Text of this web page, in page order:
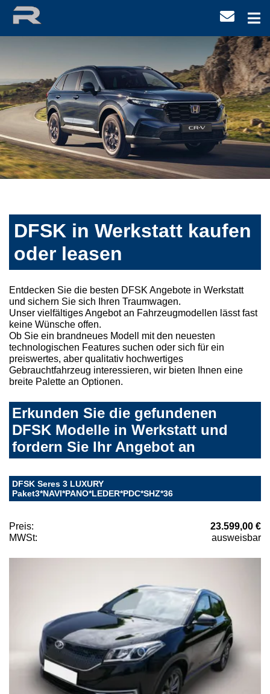
DFSK in Werkstatt kaufen
oder leasen
Entdecken Sie die besten DFSK Angebote in Werkstatt
und sichern Sie sich Ihren Traumwagen.
Unser vielfältiges Angebot an Fahrzeugmodellen lässt fast
keine Wünsche offen.
Ob Sie ein brandneues Modell mit den neuesten
technologischen Features suchen oder sich für ein
preiswertes, aber qualitativ hochwertiges
Gebrauchtfahrzeug interessieren, wir bieten Ihnen eine
breite Palette an Optionen.
Erkunden Sie die gefundenen
DFSK Modelle in Werkstatt und
fordern Sie Ihr Angebot an
DFSK Seres 3 LUXURY
Paket3*NAVI*PANO*LEDER*PDC*SHZ*36
Preis:
23.599,00 €
MWSt:
ausweisbar